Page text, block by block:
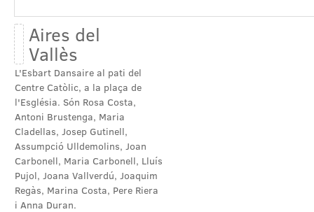
Aires del
Vallès
L'Esbart Dansaire al pati del
Centre Catòlic, a la plaça de
l'Església. Són Rosa Costa,
Antoni Brustenga, Maria
Cladellas, Josep Gutinell,
Assumpció Ulldemolins, Joan
Carbonell, Maria Carbonell, Lluís
Pujol, Joana Vallverdú, Joaquim
Regàs, Marina Costa, Pere Riera
i Anna Duran.